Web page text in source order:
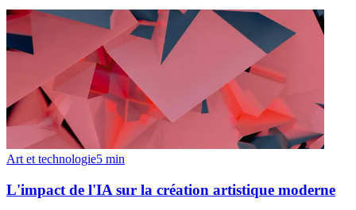
Art et technologie5 min
L'impact de l'IA sur la création artistique moderne